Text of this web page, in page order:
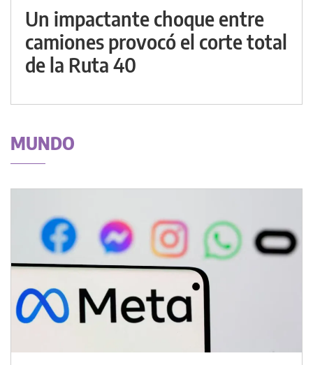
Un impactante choque entre
camiones provocó el corte total
de la Ruta 40
MUNDO